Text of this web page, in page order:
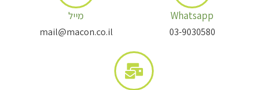
Whatsapp
03-9030580
מייל
mail@macon.co.il